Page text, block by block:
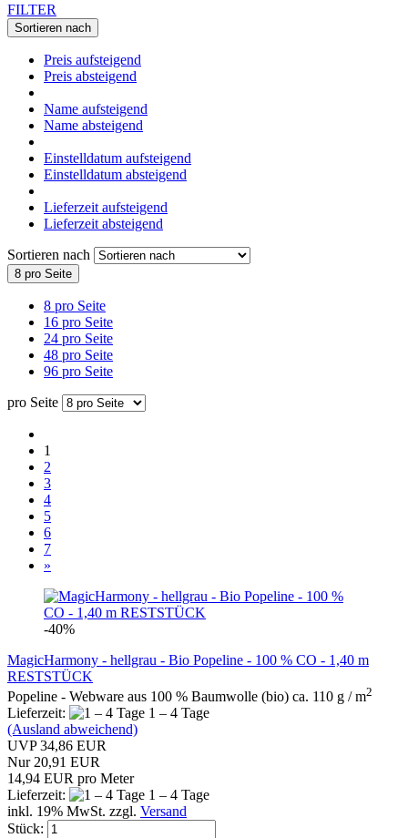
FILTER
Sortieren nach
Preis aufsteigend
Preis absteigend
Name aufsteigend
Name absteigend
Einstelldatum aufsteigend
Einstelldatum absteigend
Lieferzeit aufsteigend
Lieferzeit absteigend
Sortieren nach
8 pro Seite
8 pro Seite
16 pro Seite
24 pro Seite
48 pro Seite
96 pro Seite
pro Seite
1
2
3
4
5
6
7
»
-40%
MagicHarmony - hellgrau - Bio Popeline - 100 % CO - 1,40 m
RESTSTÜCK
Popeline - Webware aus 100 % Baumwolle (bio) ca. 110 g / m2
Lieferzeit:
1 – 4 Tage
(Ausland abweichend)
UVP 34,86 EUR
Nur 20,91 EUR
14,94 EUR pro Meter
Lieferzeit:
1 – 4 Tage
inkl. 19% MwSt. zzgl. Versand
Stück: